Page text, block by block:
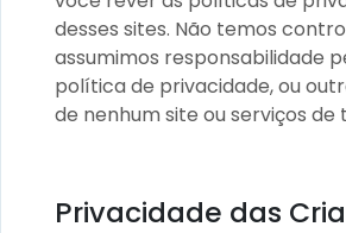
desses sites. Não temos
assumimos responsabilidade
política de privacidade, ou
de nenhum site ou serviços de
Privacidade das